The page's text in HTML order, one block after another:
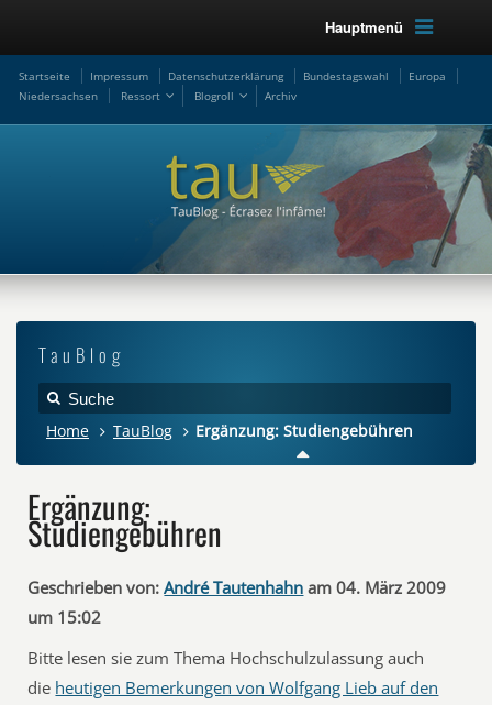
Hauptmenü
Startseite Impressum Datenschutzerklärung Bundestagswahl
Europa
Niedersachsen
Ressort Blogroll Archiv
TauBlog
Home TauBlog Ergänzung: Studiengebühren
Ergänzung:
Studiengebühren
Geschrieben von: André Tautenhahn am 04. März 2009
um 15:02
Bitte lesen sie zum Thema Hochschulzulassung auch
die heutigen Bemerkungen von Wolfgang Lieb auf den